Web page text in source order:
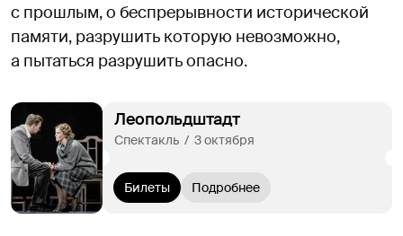
с прошлым, о беспрерывности исторической
памяти, разрушить которую невозможно,
а пытаться разрушить опасно.
Леопольдштадт
Спектакль  /  3 октября
Билеты Подробнее